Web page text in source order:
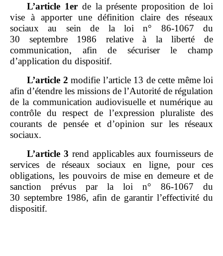
L’article 1erde la présente proposition de loi
vise à apporter une définition claire des réseaux
sociaux au sein de la loi n° 86‑1067 du
30 septembre 1986 relative à la liberté de
communication, afin de sécuriser le champ
d’application du dispositif.
L’article 2 modifie l’article 13 de cette même loi
afin d’étendre les missions de l’Autorité de régulation
de la communication audiovisuelle et numérique au
contrôle du respect de l’expression pluraliste des
courants de pensée et d’opinion sur les réseaux
sociaux.
L’article 3 rend applicables aux fournisseurs de
services de réseaux sociaux en ligne, pour ces
obligations, les pouvoirs de mise en demeure et de
sanction prévus par la loi n° 86‑1067 du
30 septembre 1986, afin de garantir l’effectivité du
dispositif.